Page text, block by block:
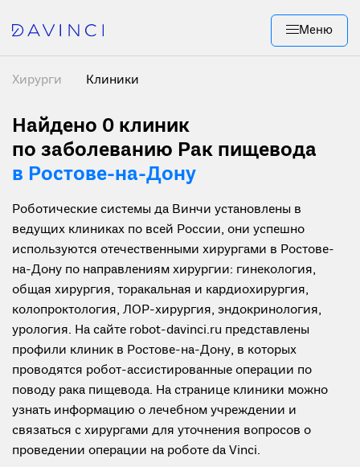
Меню
Хирурги Клиники
Найдено 0 клиник
по заболеванию Рак пищевода
в Ростове-на-Дону
Роботические системы да Винчи установлены в
ведущих клиниках по всей России, они успешно
используются отечественными хирургами в Ростове-
на-Дону по направлениям хирургии: гинекология,
общая хирургия, торакальная и кардиохирургия,
колопроктология, ЛОР-хирургия, эндокринология,
урология. На сайте robot-davinci.ru представлены
профили клиник в Ростове-на-Дону, в которых
проводятся робот-ассистированные операции по
поводу рака пищевода. На странице клиники можно
узнать информацию о лечебном учреждении и
связаться с хирургами для уточнения вопросов о
проведении операции на роботе da Vinci.